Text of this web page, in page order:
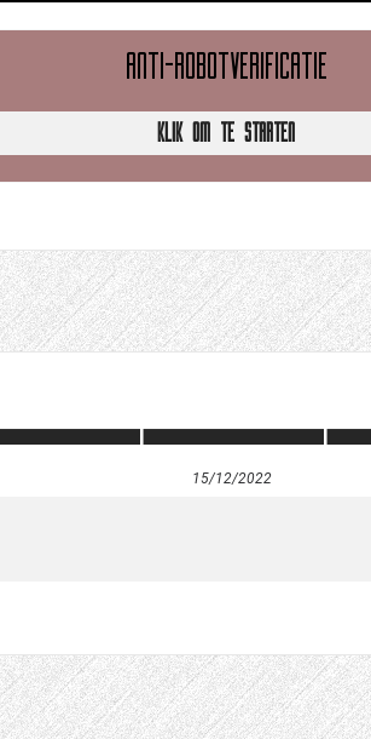
ANTI-ROBOTVERIFICATIE
KLIK OM TE STARTEN
15/12/2022